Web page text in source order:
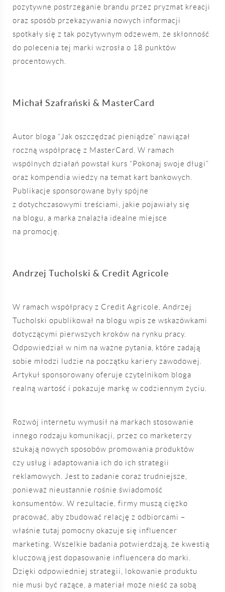
pozytywne postrzeganie brandu przez pryzmat kreacji
oraz sposób przekazywania nowych informacji
spotkały się z tak pozytywnym odzewem, że skłonność
do polecenia tej marki wzrosła o 18 punktów
procentowych.
Michał Szafrański & MasterCard
Autor bloga “Jak oszczędzać pieniądze” nawiązał
roczną współpracę z MasterCard. W ramach
wspólnych działań powstał kurs “Pokonaj swoje długi”
oraz kompendia wiedzy na temat kart bankowych.
Publikacje sponsorowane były spójne
z dotychczasowymi treściami, jakie pojawiały się
na blogu, a marka znalazła idealne miejsce
na promocję.
Andrzej Tucholski & Credit Agricole
W ramach współpracy z Credit Agricole, Andrzej
Tucholski opublikował na blogu wpis ze wskazówkami
dotyczącymi pierwszych kroków na rynku pracy.
Odpowiedział w nim na ważne pytania, które zadają
sobie młodzi ludzie na początku kariery zawodowej.
Artykuł sponsorowany oferuje czytelnikom bloga
realną wartość i pokazuje markę w codziennym życiu.
Rozwój internetu wymusił na markach stosowanie
innego rodzaju komunikacji, przez co marketerzy
szukają nowych sposobów promowania produktów
czy usług i adaptowania ich do ich strategii
reklamowych. Jest to zadanie coraz trudniejsze,
ponieważ nieustannie rośnie świadomość
konsumentów. W rezultacie, firmy muszą ciężko
pracować, aby zbudować relację z odbiorcami –
właśnie tutaj pomocny okazuje się influencer
marketing. Wszelkie badania potwierdzają, że kwestią
kluczową jest dopasowanie influencera do marki.
Dzięki odpowiedniej strategii, lokowanie produktu
nie musi być rażące, a materiał może nieść za sobą